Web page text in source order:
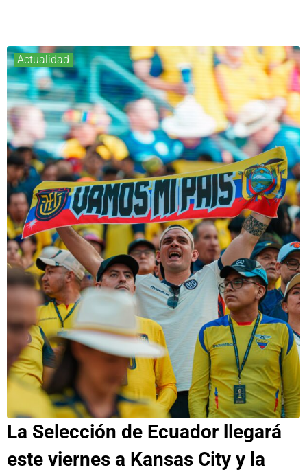
Actualidad
La Selección de Ecuador llegará
este viernes a Kansas City y la